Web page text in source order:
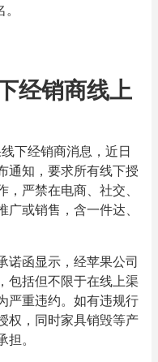
经销商线上
下经销商消息，近日
通知，要求所有线下授
严禁在电商、社交、
或销售，含一件达、
诺函显示，经苹果公司
包括但不限于在线上渠
严重违约。如有违规行
权，同时家具销毁等产
。